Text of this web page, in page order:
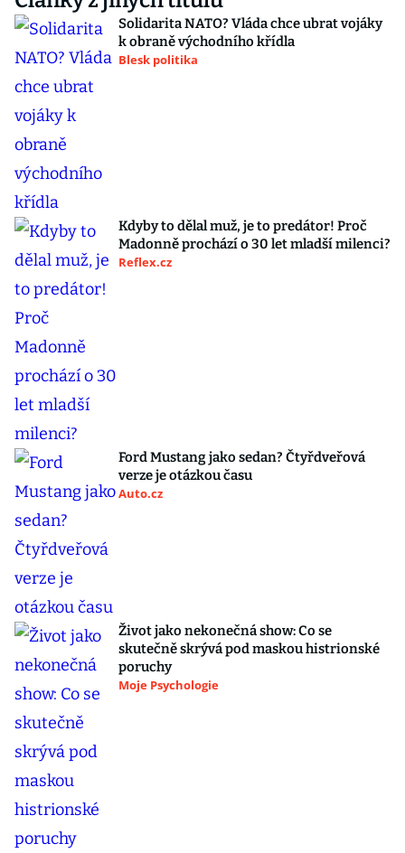
Solidarita NATO? Vláda chce ubrat vojáky
k obraně východního křídla
Blesk politika
Kdyby to dělal muž, je to predátor! Proč
Madonně prochází o 30 let mladší milenci?
Reflex.cz
Ford Mustang jako sedan? Čtyřdveřová
verze je otázkou času
Auto.cz
Život jako nekonečná show: Co se
skutečně skrývá pod maskou histrionské
poruchy
Moje Psychologie